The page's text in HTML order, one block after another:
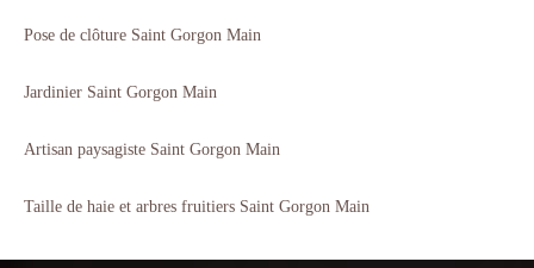
Pose de clôture Saint Gorgon Main
Jardinier Saint Gorgon Main
Artisan paysagiste Saint Gorgon Main
Taille de haie et arbres fruitiers Saint Gorgon Main